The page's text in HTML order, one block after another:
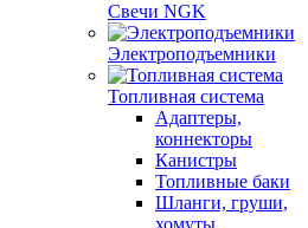
Свечи NGK
Электроподъемники
Топливная система
Адаптеры,
коннекторы
Канистры
Топливные баки
Шланги, груши,
хомуты